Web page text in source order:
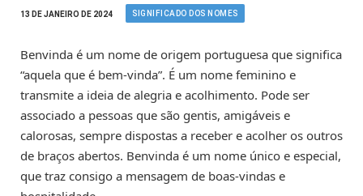
13 DE JANEIRO DE 2024 SIGNIFICADO DOS NOMES
Benvinda é um nome de origem portuguesa que significa
“aquela que é bem-vinda”. É um nome feminino e
transmite a ideia de alegria e acolhimento. Pode ser
associado a pessoas que são gentis, amigáveis e
calorosas, sempre dispostas a receber e acolher os outros
de braços abertos. Benvinda é um nome único e especial,
que traz consigo a mensagem de boas-vindas e